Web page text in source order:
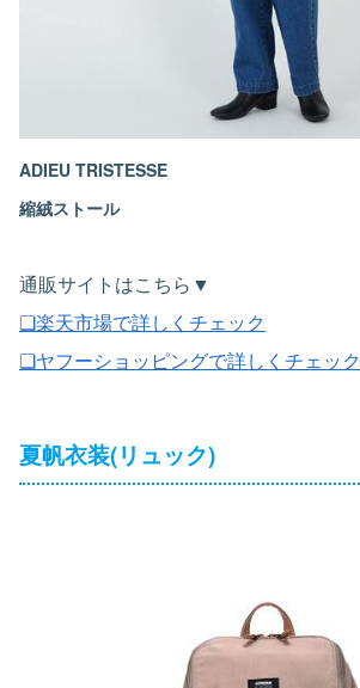
ADIEU TRISTESSE
縮絨ストール
通販サイトはこちら▼
❏楽天市場で詳しくチェック
❏ヤフーショッピングで詳しくチェック
夏帆衣装(リュック)